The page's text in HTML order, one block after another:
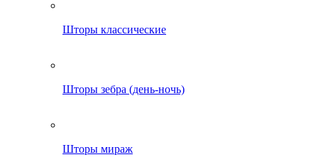
Шторы классические
Шторы зебра (день-ночь)
Шторы мираж